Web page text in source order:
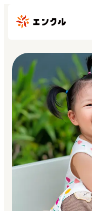
保育園・幼稚園を探す
地図から探す
地域から探す
マイページ